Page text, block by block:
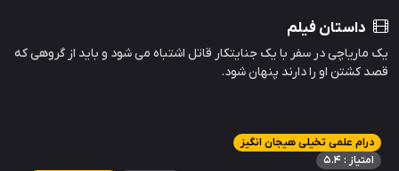
داستان فیلم
یک ماریاچی در سفر با یک جنایتکار قاتل اشتباه می شود و باید از گروهی که
قصد کشتن او را دارند پنهان شود.
درام علمی تخیلی هیجان انگیز
امتیاز : 5.4